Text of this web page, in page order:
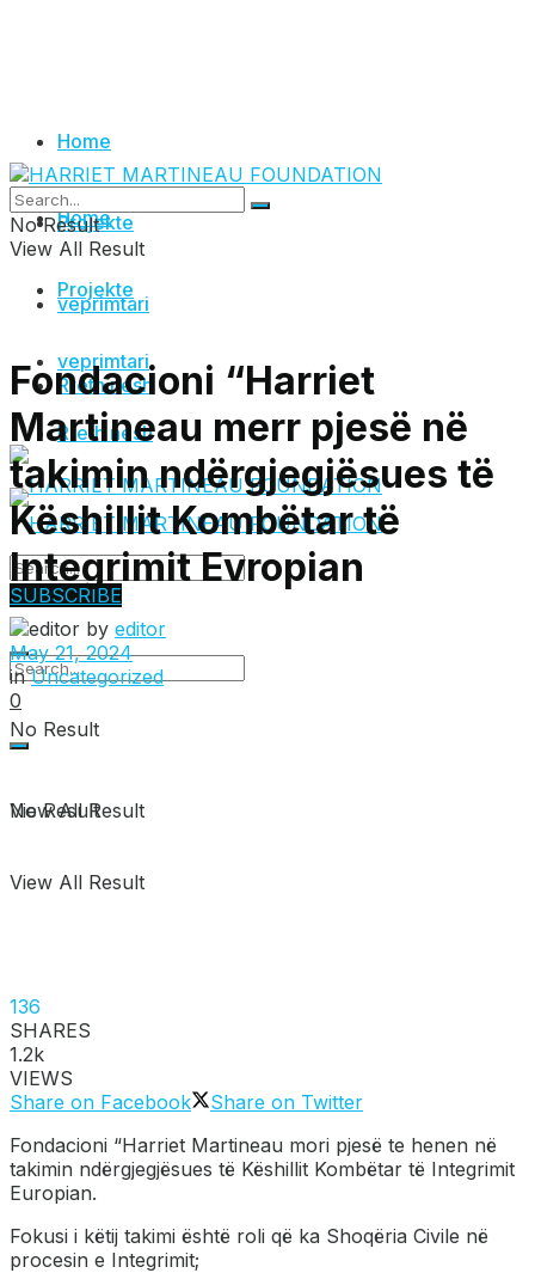
Home
Projekte
veprimtari
Rreth nesh
No Result
View All Result
Home
Projekte
veprimtari
Rreth nesh
SUBSCRIBE
No Result
View All Result
No Result
View All Result
Fondacioni “Harriet
Martineau merr pjesë në
takimin ndërgjegjësues të
Këshillit Kombëtar të
Integrimit Evropian
by editor
May 21, 2024
in Uncategorized
0
136
SHARES
1.2k
VIEWS
Share on Facebook
Share on Twitter
Fondacioni “Harriet Martineau mori pjesë te henen në
takimin ndërgjegjësues të Këshillit Kombëtar të Integrimit
Europian.
Fokusi i këtij takimi është roli që ka Shoqëria Civile në
procesin e Integrimit;